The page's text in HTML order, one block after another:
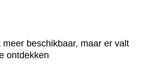
meer beschikbaar, maar er valt
ontdekken